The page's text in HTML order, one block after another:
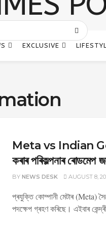
EXCLUSIVE
Meta vs Indian
কৰাৰ পৰিকল্পনাৰ ৰোডমেপ
BY NEWS DESK AUGUST 8,
প্ৰযুক্তি কোম্পানী মেটাৰ (Meta)
পদক্ষেপ গ্ৰহণ কৰিছে। এইবাৰ